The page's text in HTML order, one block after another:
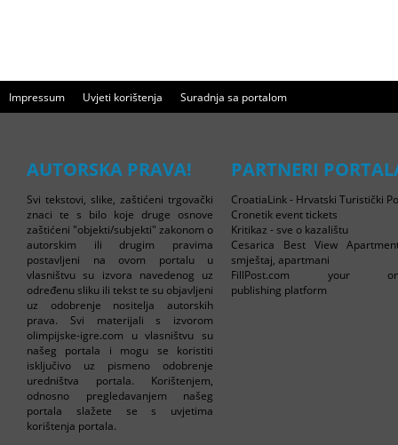
Impressum Uvjeti korištenja Suradnja sa portalom
AUTORSKA PRAVA!
Svi tekstovi, slike, zaštićeni trgovački
znaci te s bilo koje druge osnove
zaštićeni "objekti/subjekti" zakonom o
autorskim ili drugim pravima
postavljeni na ovom portalu u
vlasništvu su izvora navedenog uz
određenu sliku ili tekst te su objavljeni
uz odobrenje nositelja autorskih
prava. Svi materijali s izvorom
olimpijske-igre.com u vlasništvu su
našeg portala i mogu se koristiti
isključivo uz pismeno odobrenje
uredništva portala. Korištenjem,
odnosno pregledavanjem našeg
portala slažete se s uvjetima
korištenja portala.
PARTNERI
CroatiaLink - Hrvatski Turistički
Cronetik event tickets
Kritikaz - sve o kazalištu
Cesarica Best View
smještaj, apartmani
FillPost.com your
publishing platform